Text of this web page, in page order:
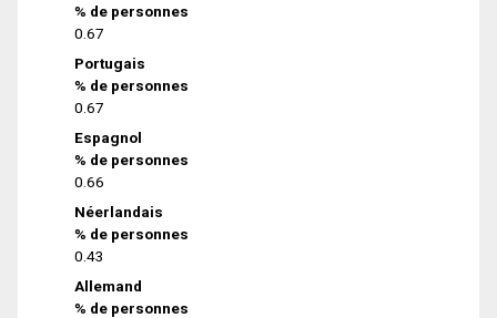
% de personnes
0.67
Portugais
% de personnes
0.67
Espagnol
% de personnes
0.66
Néerlandais
% de personnes
0.43
Allemand
% de personnes